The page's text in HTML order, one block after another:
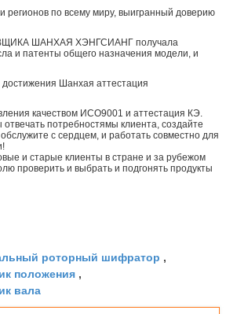
регионов по всему миру, выигранный доверию
ШАНХАЯ ХЭНГСИАНГ получала
и патенты общего назначения модели, и
Шанхая аттестация
качеством ИСО9001 и аттестация КЭ.
потребностямы клиента, создайте
с сердцем, и работать совместно для
и старые клиенты в стране и за рубежом
проверить и выбрать и подгонять продукты
роторный шифратор ,
положения ,
вала